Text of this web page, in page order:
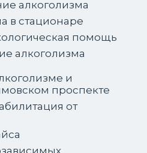
алкоголизма
в стационаре
помощь
алкоголизма
и
проспекте
от